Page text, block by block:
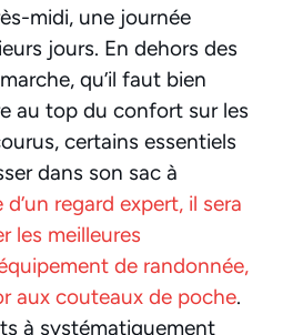
midi, une journée
jours. En dehors des
qu’il faut bien
au top du confort sur les
certains essentiels
dans son sac à
d’un regard expert, il sera
les meilleures
de randonnée,
aux couteaux de poche.
à systématiquement